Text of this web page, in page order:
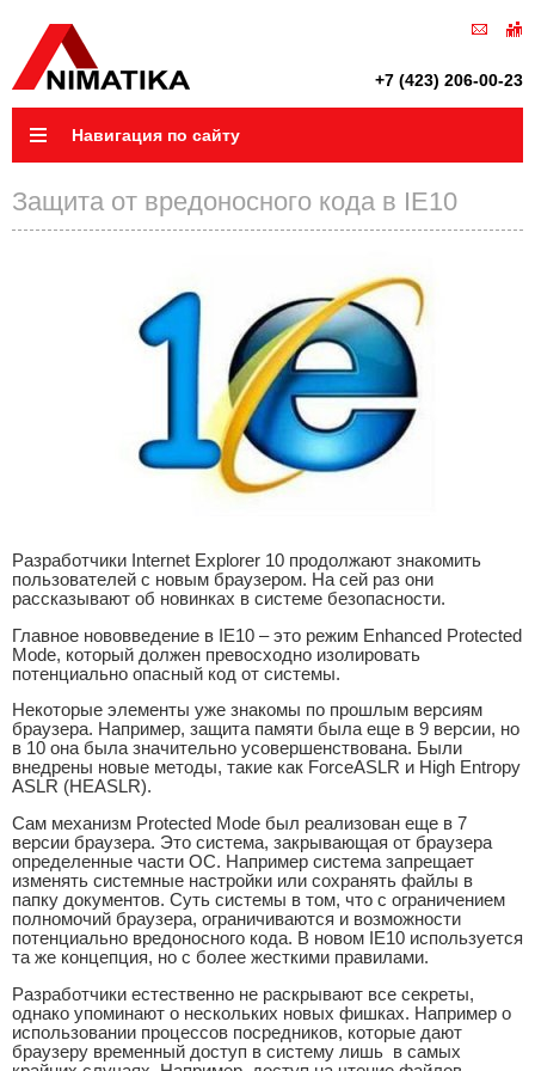
+7 (423) 206-00-23
Навигация по сайту
Защита от вредоносного кода в IE10
Разработчики Internet Explorer 10 продолжают знакомить
пользователей с новым браузером. На сей раз они
рассказывают об новинках в системе безопасности.
Главное нововведение в IE10 – это режим Enhanced Protected
Mode, который должен превосходно изолировать
потенциально опасный код от системы.
Некоторые элементы уже знакомы по прошлым версиям
браузера. Например, защита памяти была еще в 9 версии, но
в 10 она была значительно усовершенствована. Были
внедрены новые методы, такие как ForceASLR и High Entropy
ASLR (HEASLR).
Сам механизм Protected Mode был реализован еще в 7
версии браузера. Это система, закрывающая от браузера
определенные части ОС. Например система запрещает
изменять системные настройки или сохранять файлы в
папку документов. Суть системы в том, что с ограничением
полномочий браузера, ограничиваются и возможности
потенциально вредоносного кода. В новом IE10 используется
та же концепция, но с более жесткими правилами.
Разработчики естественно не раскрывают все секреты,
однако упоминают о нескольких новых фишках. Например о
использовании процессов посредников, которые дают
браузеру временный доступ в систему лишь в самых